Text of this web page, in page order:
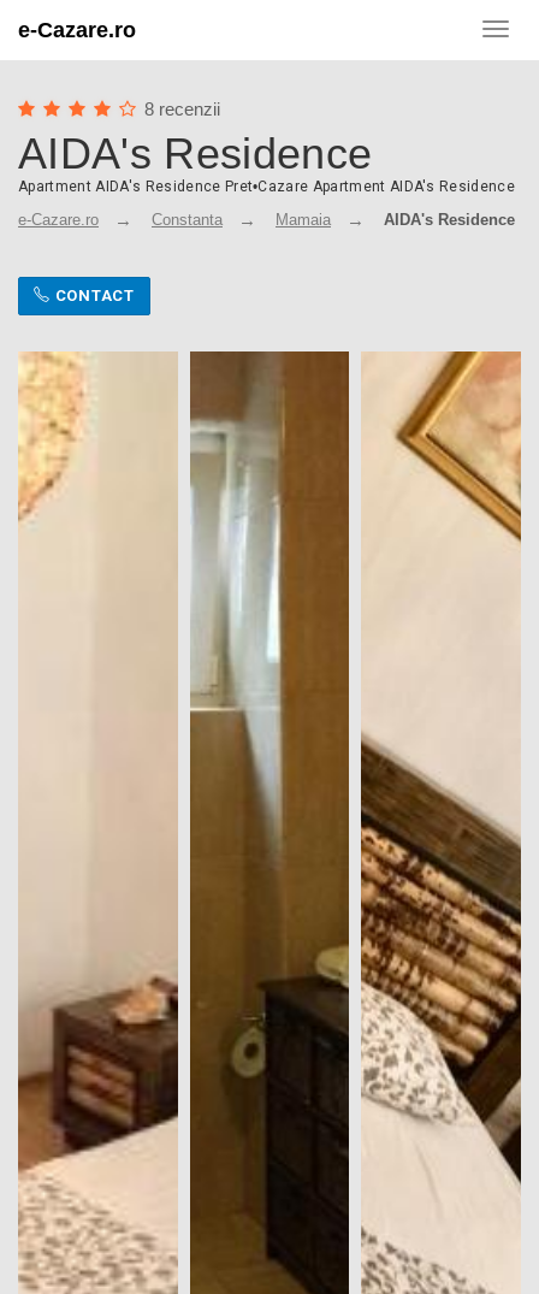
e-Cazare.ro
8 recenzii
AIDA's Residence
Apartment AIDA's Residence Pret•Cazare Apartment AIDA's Residence
e-Cazare.ro Constanta Mamaia AIDA's Residence
CONTACT